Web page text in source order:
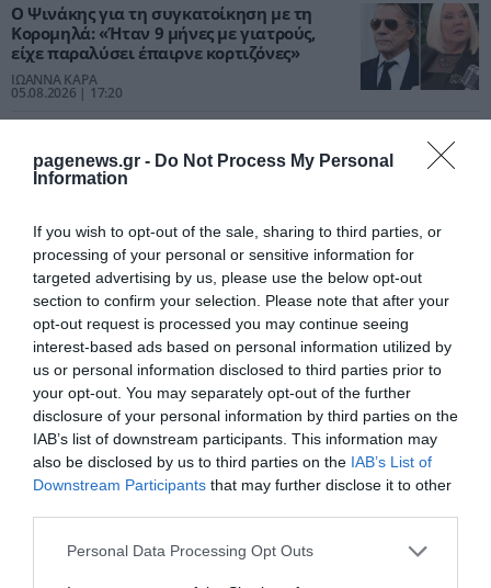
pagenews.gr - Do Not Process My Personal
Information
If you wish to opt-out of the sale, sharing to third parties, or
processing of your personal or sensitive information for
targeted advertising by us, please use the below opt-out
section to confirm your selection. Please note that after your
opt-out request is processed you may continue seeing
interest-based ads based on personal information utilized by
us or personal information disclosed to third parties prior to
your opt-out. You may separately opt-out of the further
disclosure of your personal information by third parties on the
IAB’s list of downstream participants. This information may
also be disclosed by us to third parties on the IAB’s List of
Downstream Participants that may further disclose it to other
Please note that this website/app uses one or more Google
Personal Data Processing Opt Outs
Ο Ψινάκης για τη συγκατοίκηση με τη
Κορομηλά: «Ήταν 9 μήνες με γιατρούς,
είχε παραλύσει έπαιρνε κορτιζόνες»
ΙΩΑΝΝΑ ΚΑΡΑ
05.08.2026 | 17:20
που συγκλονίζει – “Πέρασα πολύ δύσκολα
πράγματα, αλλά τα ξεπέρασα”
Χαμός! Η Μαρία Σολωμού “κόλασε” τη
Σαντορίνη με το μαγιό της [pic]
ΙΩΑΝΝΑ ΚΑΡΑ
05.08.2026 | 12:14
PODCASTS
στήριξη»